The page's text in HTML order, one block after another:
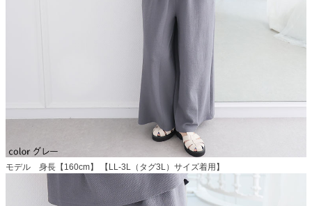
モデル 身長【160cm】 【LL-3L（タグ3L）サイズ着用】